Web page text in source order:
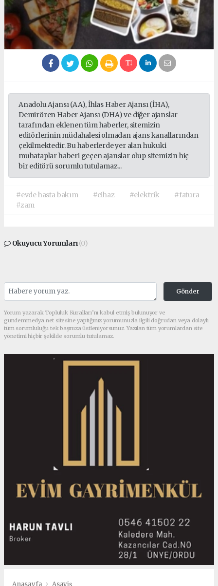
Anadolu Ajansı (AA), İhlas Haber Ajansı (İHA),
Demirören Haber Ajansı (DHA) ve diğer ajanslar
tarafından eklenen tüm haberler, sitemizin
editörlerinin müdahalesi olmadan ajans kanallarından
çekilmektedir. Bu haberlerde yer alan hukuki
muhataplar haberi geçen ajanslar olup sitemizin hiç
bir editörü sorumlu tutulamaz...
#evde hasta bakım #cihaz #elektrik
#fatura
#zam
Okuyucu Yorumları(0)
Gönder
Yorum yazarak Topluluk Kuralları’nı kabul etmiş bulunuyor ve
gundemmedya.net sitesine yaptığınız yorumunuzla ilgili doğrudan veya dolaylı
tüm sorumluluğu tek başınıza üstleniyorsunuz. Yazılan tüm yorumlardan site
yönetimi hiçbir şekilde sorumlu tutulamaz.
Anasayfa Asayiş